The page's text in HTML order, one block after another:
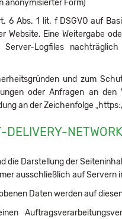
anonymisierter Form)
6 Abs. 1 lit. f DSGVO auf
Website. Eine Weitergabe
Logfiles
und zum
oder Anfragen an den
an der Zeichenfolge
DELIVERY-NETWORK
die Darstellung der
ausschließlich auf Servern
Daten werden auf